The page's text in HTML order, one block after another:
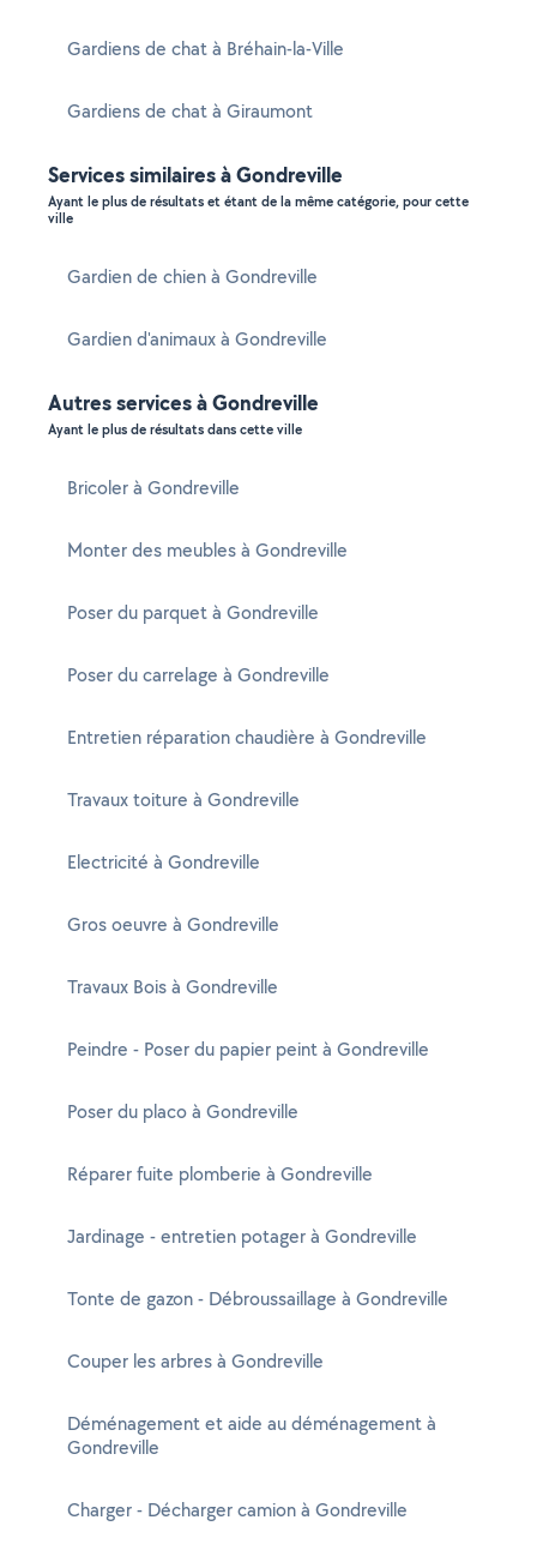
Gardiens de chat à Bréhain-la-Ville
Gardiens de chat à Giraumont
Services similaires à Gondreville
Ayant le plus de résultats et étant de la même catégorie, pour cette
ville
Gardien de chien à Gondreville
Gardien d'animaux à Gondreville
Autres services à Gondreville
Ayant le plus de résultats dans cette ville
Bricoler à Gondreville
Monter des meubles à Gondreville
Poser du parquet à Gondreville
Poser du carrelage à Gondreville
Entretien réparation chaudière à Gondreville
Travaux toiture à Gondreville
Electricité à Gondreville
Gros oeuvre à Gondreville
Travaux Bois à Gondreville
Peindre - Poser du papier peint à Gondreville
Poser du placo à Gondreville
Réparer fuite plomberie à Gondreville
Jardinage - entretien potager à Gondreville
Tonte de gazon - Débroussaillage à Gondreville
Couper les arbres à Gondreville
Déménagement et aide au déménagement à
Gondreville
Charger - Décharger camion à Gondreville